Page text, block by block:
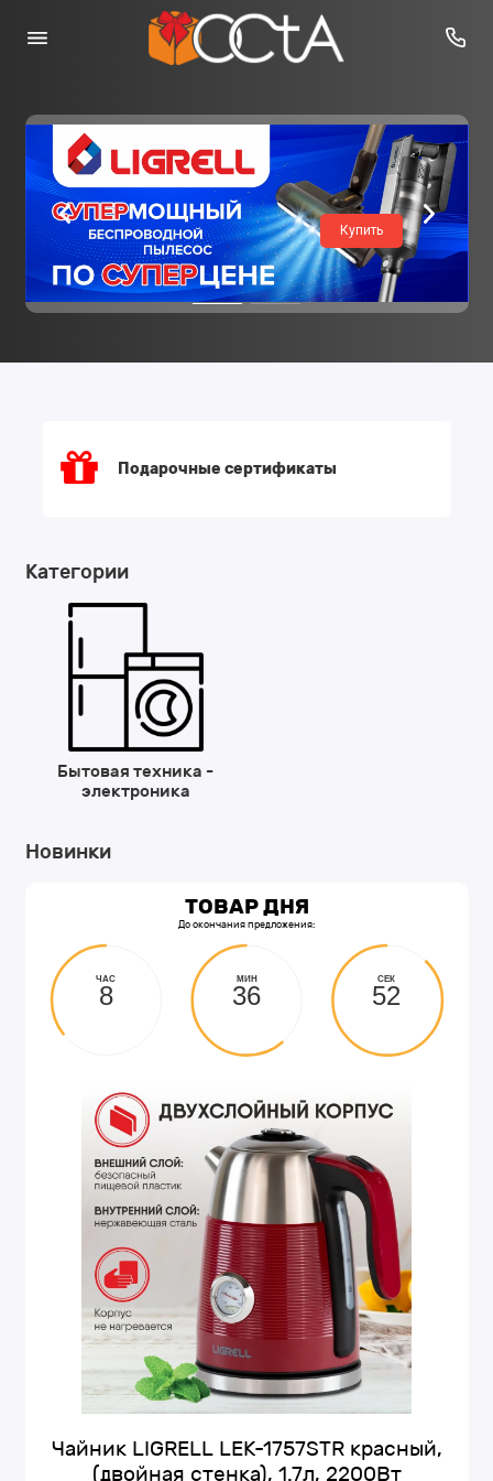
Всегда лучшие
цены!
Подарочные cертификаты
Категории
Бытовая техника -
электроника
Новинки
ТОВАР ДНЯ
До окончания предложения:
ЧАС
8
МИН
36
СЕК
51
Чайник LIGRELL LEK-1757STR красный,
(двойная стенка), 1.7л, 2200Вт